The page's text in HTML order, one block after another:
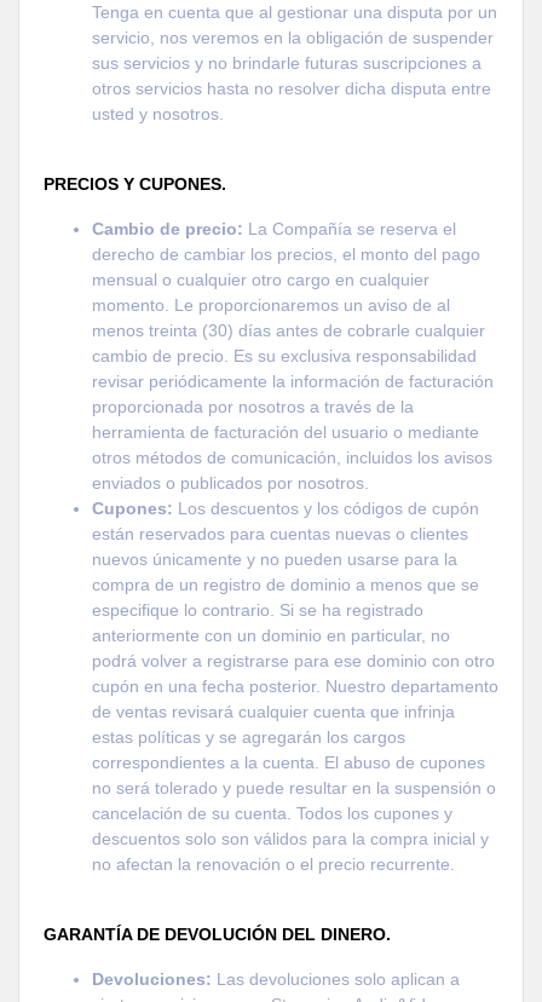
Tenga en cuenta que al gestionar una disputa por un
servicio, nos veremos en la obligación de suspender
sus servicios y no brindarle futuras suscripciones a
otros servicios hasta no resolver dicha disputa entre
usted y nosotros.
PRECIOS Y CUPONES.
Cambio de precio: La Compañía se reserva el
derecho de cambiar los precios, el monto del pago
mensual o cualquier otro cargo en cualquier
momento. Le proporcionaremos un aviso de al
menos treinta (30) días antes de cobrarle cualquier
cambio de precio. Es su exclusiva responsabilidad
revisar periódicamente la información de facturación
proporcionada por nosotros a través de la
herramienta de facturación del usuario o mediante
otros métodos de comunicación, incluidos los avisos
enviados o publicados por nosotros.
Cupones: Los descuentos y los códigos de cupón
están reservados para cuentas nuevas o clientes
nuevos únicamente y no pueden usarse para la
compra de un registro de dominio a menos que se
especifique lo contrario. Si se ha registrado
anteriormente con un dominio en particular, no
podrá volver a registrarse para ese dominio con otro
cupón en una fecha posterior. Nuestro departamento
de ventas revisará cualquier cuenta que infrinja
estas políticas y se agregarán los cargos
correspondientes a la cuenta. El abuso de cupones
no será tolerado y puede resultar en la suspensión o
cancelación de su cuenta. Todos los cupones y
descuentos solo son válidos para la compra inicial y
no afectan la renovación o el precio recurrente.
GARANTÍA DE DEVOLUCIÓN DEL DINERO.
Devoluciones: Las devoluciones solo aplican a